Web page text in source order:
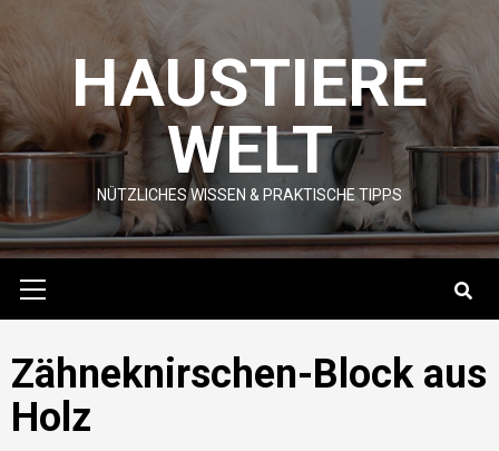
content HAUSTIERE
WELT
NÜTZLICHES WISSEN & PRAKTISCHE TIPPS
Menu
Zähneknirschen-Block aus
Holz